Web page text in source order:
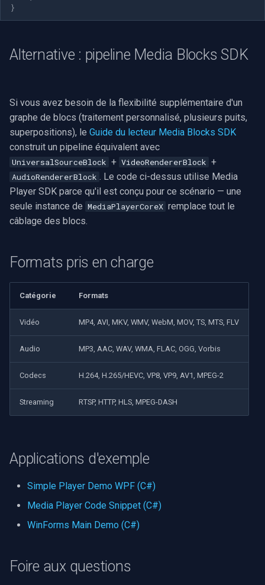
}
Alternative : pipeline Media Blocks SDK
Si vous avez besoin de la flexibilité supplémentaire d'un
graphe de blocs (traitement personnalisé, plusieurs puits,
superpositions), le Guide du lecteur Media Blocks SDK
construit un pipeline équivalent avec
UniversalSourceBlock + VideoRendererBlock +
AudioRendererBlock . Le code ci-dessus utilise Media
Player SDK parce qu'il est conçu pour ce scénario — une
seule instance de MediaPlayerCoreX remplace tout le
câblage des blocs.
Formats pris en charge
Catégorie Formats
Vidéo MP4, AVI, MKV, WMV, WebM, MOV, TS, MTS, FLV
Audio MP3, AAC, WAV, WMA, FLAC, OGG, Vorbis
Codecs H.264, H.265/HEVC, VP8, VP9, AV1, MPEG-2
Streaming RTSP, HTTP, HLS, MPEG-DASH
Applications d'exemple
Simple Player Demo WPF (C#)
Media Player Code Snippet (C#)
WinForms Main Demo (C#)
Foire aux questions